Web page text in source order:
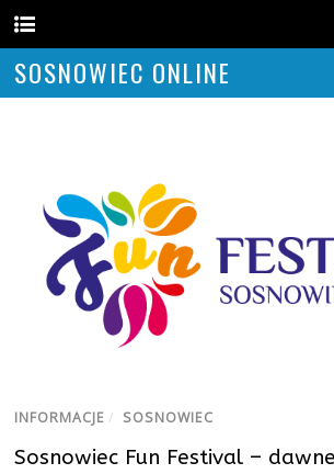
SOSNOWIEC ONLINE
INFORMACJE / SOSNOWIEC
Sosnowiec Fun Festival –